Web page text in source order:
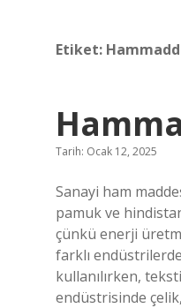
Etiket:
Tarih: Ocak 12, 2025
Sanayi ham
pamuk ve
çünkü enerji
farklı
kullanılırken,
endüstrisinde